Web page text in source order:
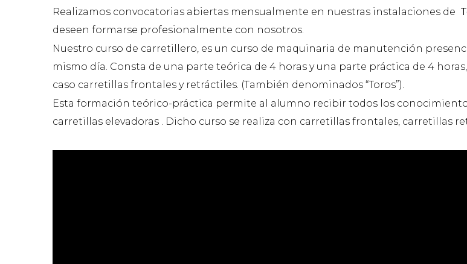
Realizamos convocatorias abiertas mensualmente en nuestras instalaciones de
deseen formarse profesionalmente con nosotros.
Nuestro curso de carretillero, es un curso de maquinaria de manutención
mismo día. Consta de una parte teórica de 4 horas y una parte práctica de 4
caso carretillas frontales y retráctiles. (También denominados “Toros”).
Esta formación teórico-práctica permite al alumno recibir todos los
carretillas elevadoras . Dicho curso se realiza con carretillas frontales, carretillas